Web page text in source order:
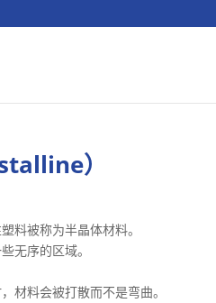
）
料被称为半晶体材料。
无序的区域。
材料会被打散而不是弯曲。